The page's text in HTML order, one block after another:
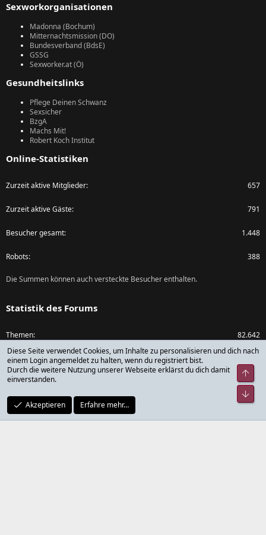
Sexworkorganisationen
Madonna (Bochum)
Mitternachtsmission (DO)
Bundesverband (BdsE)
GSSG
Sexworker.at (Ö)
Gesundheitslinks
Pflege Deinen Schwanz
Sexsicher
BzgA
Machs Mit!
Robert Koch Institut
Online-Statistiken
Zurzeit aktive Mitglieder 657
Zurzeit aktive Gäste 791
Besucher gesamt 1.448
Robots 388
Die Summen können auch versteckte Besucher enthalten.
Statistik des Forums
Themen 82.642
Beiträge
Mitglieder 79.782
Neuestes Mitglied rickdick
Diese Seite verwendet Cookies, um Inhalte zu personalisieren und dich nach
einem Login angemeldet zu halten, wenn du registriert bist.
Durch die weitere Nutzung unserer Webseite erklärst du dich damit
einverstanden.
Akzeptieren Erfahre mehr…